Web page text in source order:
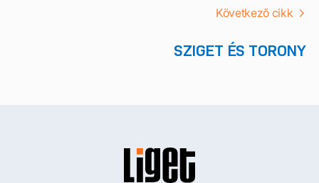
Következő cikk
SZIGET ÉS TORONY